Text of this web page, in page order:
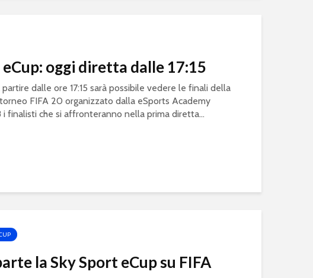
oggi diretta dalle 17:15
partire dalle ore 17:15 sarà possibile vedere le finali della
FIFA 20 organizzato dalla eSports Academy
i finalisti che si affronteranno nella prima diretta...
la Sky Sport eCup su FIFA